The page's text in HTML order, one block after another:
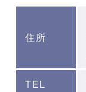
住所
TEL